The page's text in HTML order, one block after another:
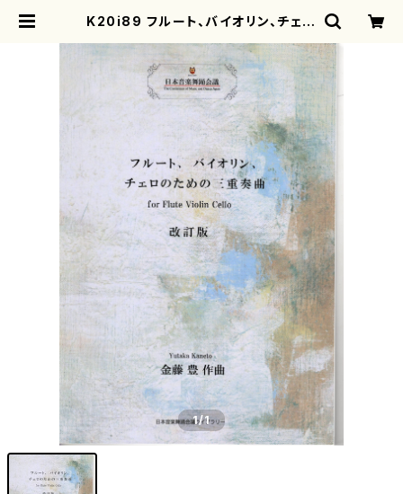
K20i89 フルート、バイオリン、チェロ
ン、チェロ/金藤豊/楽譜） | mothere
arth
1/1